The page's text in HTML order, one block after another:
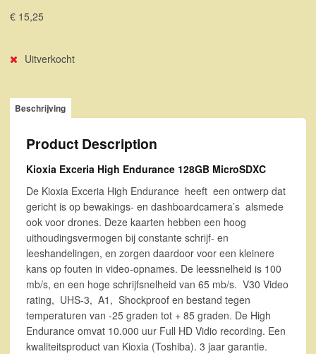
€ 15,25
Uitverkocht
Beschrijving
Product Description
Kioxia Exceria High Endurance 128GB MicroSDXC
De Kioxia Exceria High Endurance heeft een ontwerp dat
gericht is op bewakings- en dashboardcamera’s alsmede
ook voor drones. Deze kaarten hebben een hoog
uithoudingsvermogen bij constante schrijf- en
leeshandelingen, en zorgen daardoor voor een kleinere
kans op fouten in video-opnames. De leessnelheid is 100
mb/s, en een hoge schrijfsnelheid van 65 mb/s. V30 Video
rating, UHS-3, A1, Shockproof en bestand tegen
temperaturen van -25 graden tot + 85 graden. De High
Endurance omvat 10.000 uur Full HD Vidio recording. Een
kwaliteitsproduct van Kioxia (Toshiba). 3 jaar garantie.